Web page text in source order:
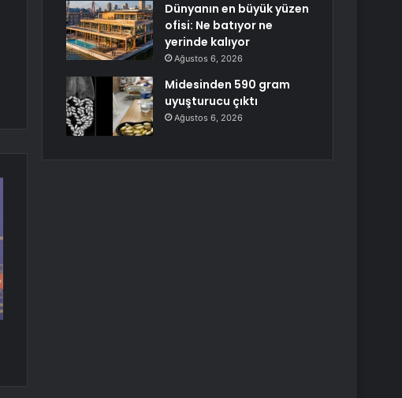
Dünyanın en büyük yüzen
ofisi: Ne batıyor ne
yerinde kalıyor
Ağustos 6, 2026
Midesinden 590 gram
uyuşturucu çıktı
Ağustos 6, 2026